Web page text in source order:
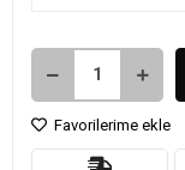
Favorilerime ekle